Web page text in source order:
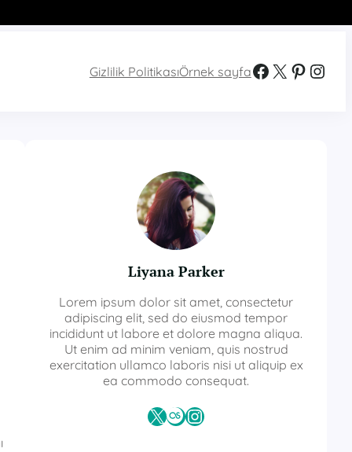
Gizlilik PolitikasıÖrnek sayfaFacebook X Pinterest Instagram
Liyana Parker
Lorem ipsum dolor sit amet, consectetur
adipiscing elit, sed do eiusmod tempor
incididunt ut labore et dolore magna aliqua.
Ut enim ad minim veniam, quis nostrud
exercitation ullamco laboris nisi ut aliquip ex
ea commodo consequat.
X Last.fmInstagram